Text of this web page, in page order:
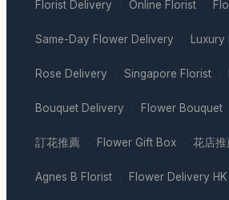
Florist Delivery · Online Florist ·
Same-Day Flower Delivery · Luxury
Rose Delivery · Singapore Florist ·
Bouquet Delivery · Flower Bouquet
訂花推薦 · Flower Gift Box · 花店推
Agnes B Florist · Flower Delivery HK